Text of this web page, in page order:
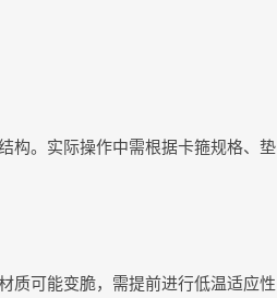
构。实际操作中需根据卡箍规格、垫
质可能变脆，需提前进行低温适应性